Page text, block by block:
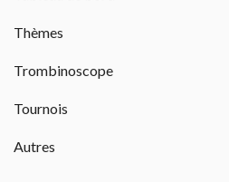
Thèmes
Trombinoscope
Tournois
Autres